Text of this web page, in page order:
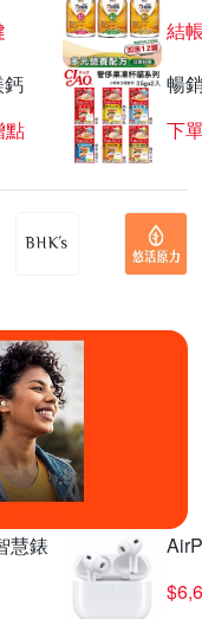
結
鈣
點
暢
下
慧錶